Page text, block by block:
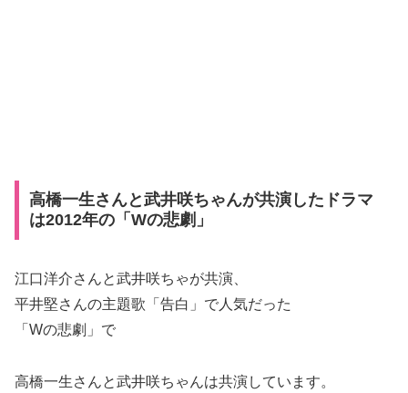
高橋一生さんと武井咲ちゃんが共演したドラマ
は2012年の「Wの悲劇」
江口洋介さんと武井咲ちゃが共演、
平井堅さんの主題歌「告白」で人気だった
「Wの悲劇」で
高橋一生さんと武井咲ちゃんは共演しています。